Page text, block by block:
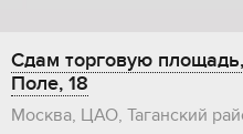
Сдам торговую
Поле, 18
Москва, ЦАО, Таганский